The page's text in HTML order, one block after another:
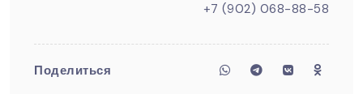
+7 (902) 068-88-58
Поделиться